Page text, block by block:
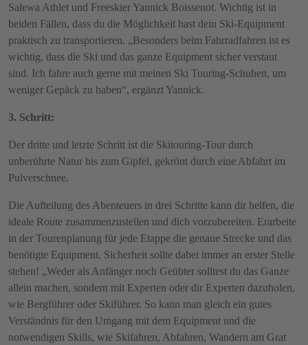
Salewa Athlet und Freeskier Yannick Boissenot. Wichtig ist in
beiden Fällen, dass du die Möglichkeit hast dein Ski-Equipment
praktisch zu transportieren. „Besonders beim Fahrradfahren ist es
wichtig, dass die Ski und das ganze Equipment sicher verstaut
sind. Ich fahre auch gerne mit meinen Ski Touring-Schuhen, um
weniger Gepäck zu haben“, ergänzt Yannick.
3. Schritt:
Der dritte und letzte Schritt ist die Skitouring-Tour durch
unberührte Natur bis zum Gipfel, gekrönt durch eine Abfahrt im
Pulverschnee.
Die Aufteilung des Abenteuers in drei Schritte kann dir helfen, die
ideale Route zusammenzustellen und dich vorzubereiten. Erarbeite
in der Tourenplanung für jede Etappe die genaue Strecke und das
benötigte Equipment. Sicherheit sollte dabei immer an erster Stelle
stehen! „Weder als Anfänger noch Geübter solltest du das Ganze
allein machen, sondern mit Experten oder dir Experten dazuholen,
wie Bergführer oder Skiführer. So kann man gleich ein gutes
Verständnis für den Umgang mit dem Equipment und die
notwendigen Skills, wie Skifahren, Abfahren, Wandern am Grat